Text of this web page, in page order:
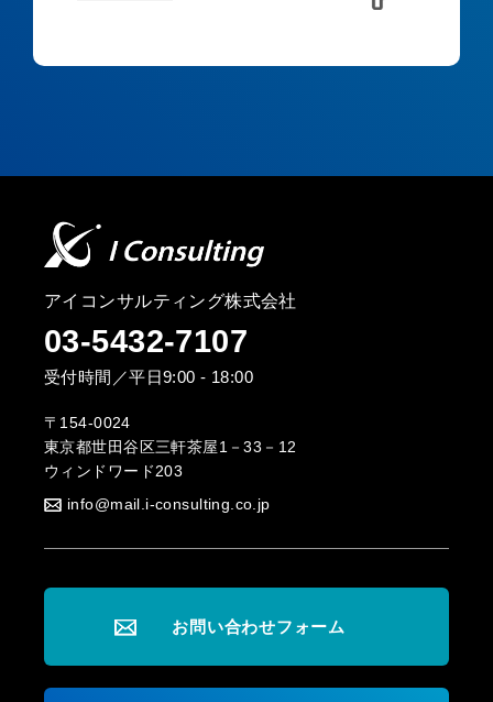
アイコンサルティング株式会社
03-5432-7107
受付時間／平日9:00 - 18:00
〒154-0024
東京都世田谷区三軒茶屋1－33－12
ウィンドワード203
info@mail.i-consulting.co.jp
お問い合わせフォーム